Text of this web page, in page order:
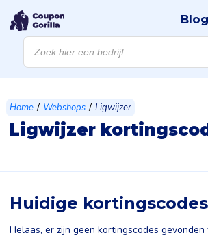
Products
search
Blog
Home / Webshops / Ligwijzer
Ligwijzer
Huidige kortingscodes
Helaas, er zijn geen kortingscodes gevonden